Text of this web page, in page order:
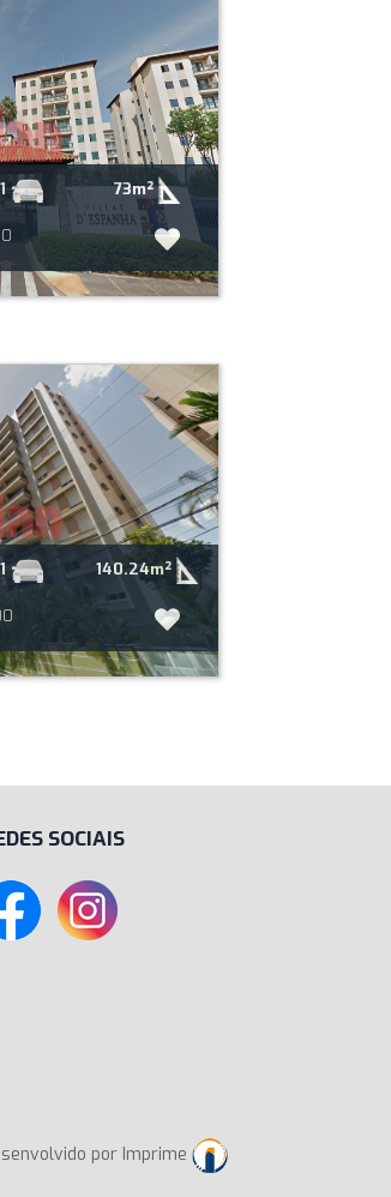
1 73m²
1 140.24m²
SOCIAIS
por Imprime